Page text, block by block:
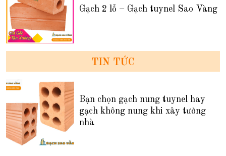
Gạch 2 lỗ – Gạch tuynel Sao Vàng
TIN TỨC
Bạn chọn gạch nung tuynel hay
gạch không nung khi xây tường
nhà